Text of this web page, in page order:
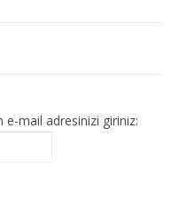
mail adresinizi giriniz: